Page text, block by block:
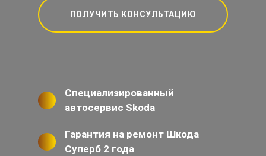
ПОЛУЧИТЬ КОНСУЛЬТАЦИЮ
Специализированный
автосервис Skoda
Гарантия на ремонт Шкода
Суперб 2 года